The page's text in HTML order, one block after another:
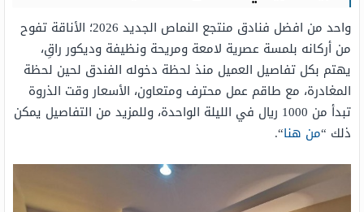
واحد من افضل فنادق منتجع النماص الجديد 2026؛ الأناقة تفوح
من أركانه بلمسة عصرية لامعة ومريحة ونظيفة وديكور راقِ،
يهتم بكل تفاصيل العميل منذ لحظة دخوله الفندق لحين لحظة
المغادرة، مع طاقم عمل محترف ومتعاون، الأسعار وقت الذروة
تبدأ من 1000 ريال في الليلة الواحدة، وللمزيد من التفاصيل يمكن
ذلك “من هنا“.